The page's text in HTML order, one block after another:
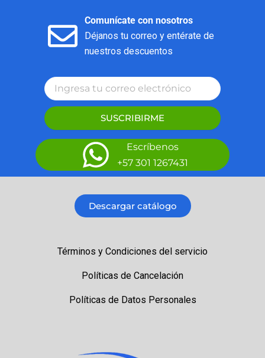
Comunícate con nosotros
Déjanos tu correo y entérate de
nuestros descuentos
SUSCRIBIRME
Escríbenos
+57 301 1267431
Descargar catálogo
Términos y Condiciones del servicio
Políticas de Cancelación
Políticas de Datos Personales